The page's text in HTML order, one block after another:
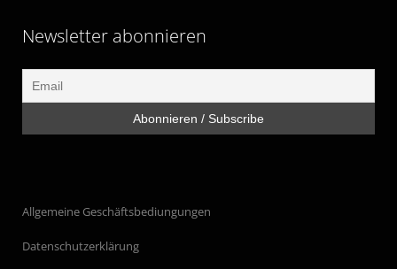
Newsletter abonnieren
Allgemeine Geschäftsbediungungen
Datenschutzerklärung